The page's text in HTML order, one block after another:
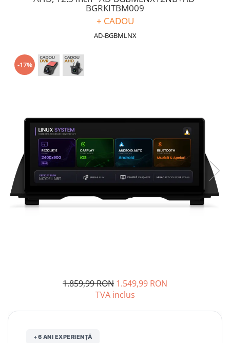
Mercedes Benz
Opel
Peugeot
Toyota
Seat
Nissan
Mitsubishi
BGRKITBM009
+ CADOU
AD-BGBMLNX
-17%
1.859,99 RON 1.549,99 RON
TVA inclus
+6 ANI EXPERIENȚĂ